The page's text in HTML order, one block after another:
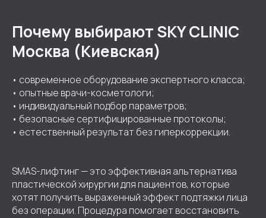
Почему выбирают SKY CLINIC
Москва (Киевская)
• современное оборудование экспертного класса;
• опытные врачи-косметологи;
• индивидуальный подбор параметров;
• безопасные сертифицированные протоколы;
• естественный результат без гиперкоррекции.
SMAS-лифтинг — это эффективная альтернатива
пластической хирургии для пациентов, которые
хотят получить выраженный эффект подтяжки лица
без операции. Процедура помогает восстановить